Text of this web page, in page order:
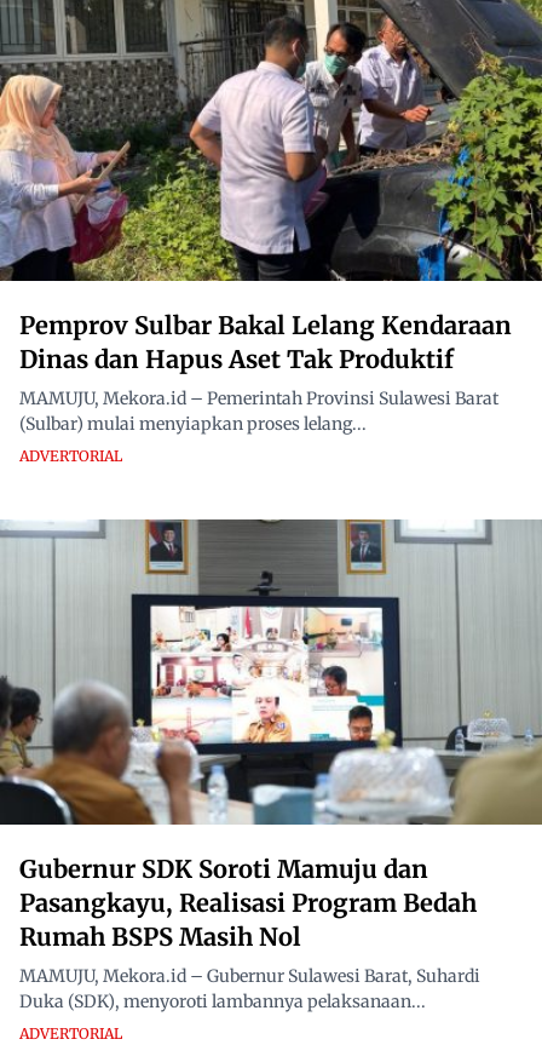
Pemprov Sulbar Bakal Lelang Kendaraan
Dinas dan Hapus Aset Tak Produktif
MAMUJU, Mekora.id – Pemerintah Provinsi Sulawesi Barat
(Sulbar) mulai menyiapkan proses lelang...
ADVERTORIAL
Gubernur SDK Soroti Mamuju dan
Pasangkayu, Realisasi Program Bedah
Rumah BSPS Masih Nol
MAMUJU, Mekora.id – Gubernur Sulawesi Barat, Suhardi
Duka (SDK), menyoroti lambannya pelaksanaan...
ADVERTORIAL